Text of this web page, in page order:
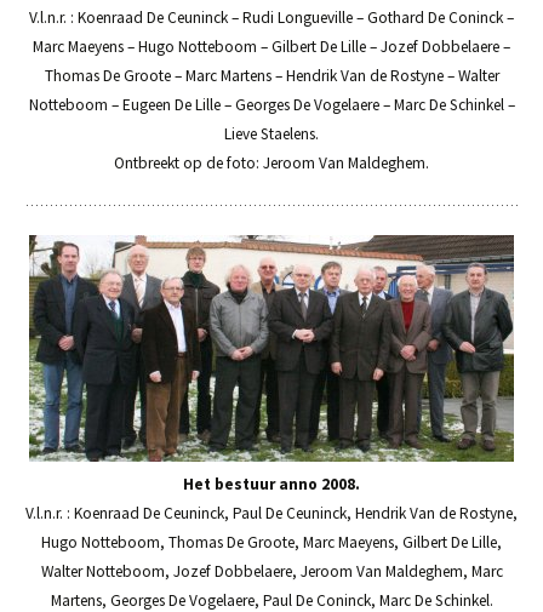
V.l.n.r. : Koenraad De Ceuninck – Rudi Longueville – Gothard De Coninck –
Marc Maeyens – Hugo Notteboom – Gilbert De Lille – Jozef Dobbelaere –
Thomas De Groote – Marc Martens – Hendrik Van de Rostyne – Walter
Notteboom – Eugeen De Lille – Georges De Vogelaere – Marc De Schinkel –
Lieve Staelens.
Ontbreekt op de foto: Jeroom Van Maldeghem.
Het bestuur anno 2008.
V.l.n.r. : Koenraad De Ceuninck, Paul De Ceuninck, Hendrik Van de Rostyne,
Hugo Notteboom, Thomas De Groote, Marc Maeyens, Gilbert De Lille,
Walter Notteboom, Jozef Dobbelaere, Jeroom Van Maldeghem, Marc
Martens, Georges De Vogelaere, Paul De Coninck, Marc De Schinkel.